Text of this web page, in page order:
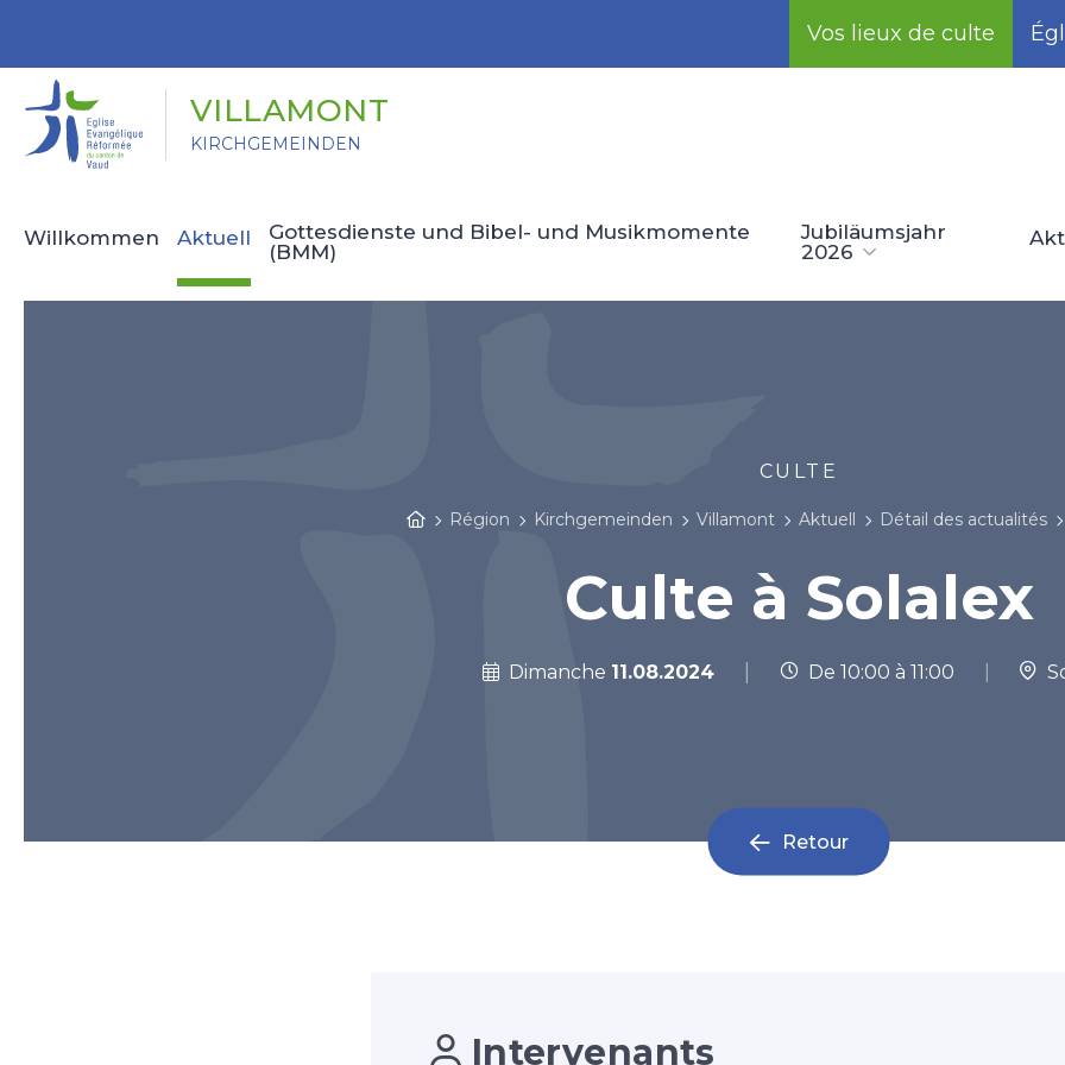
Vos lieux de culte
VILLAMONT
KIRCHGEMEINDEN
Willkommen Aktuell
Gottesdienste und Bibel- und Musikmomente
(BMM)
Jubiläumsjahr
2026
CULTE
Région Kirchgemeinden Villamont Aktuell Détail des actualités
Culte à Solalex
Dimanche 11.08.2024 | De 10:00 à 11:00
Retour
Intervenants